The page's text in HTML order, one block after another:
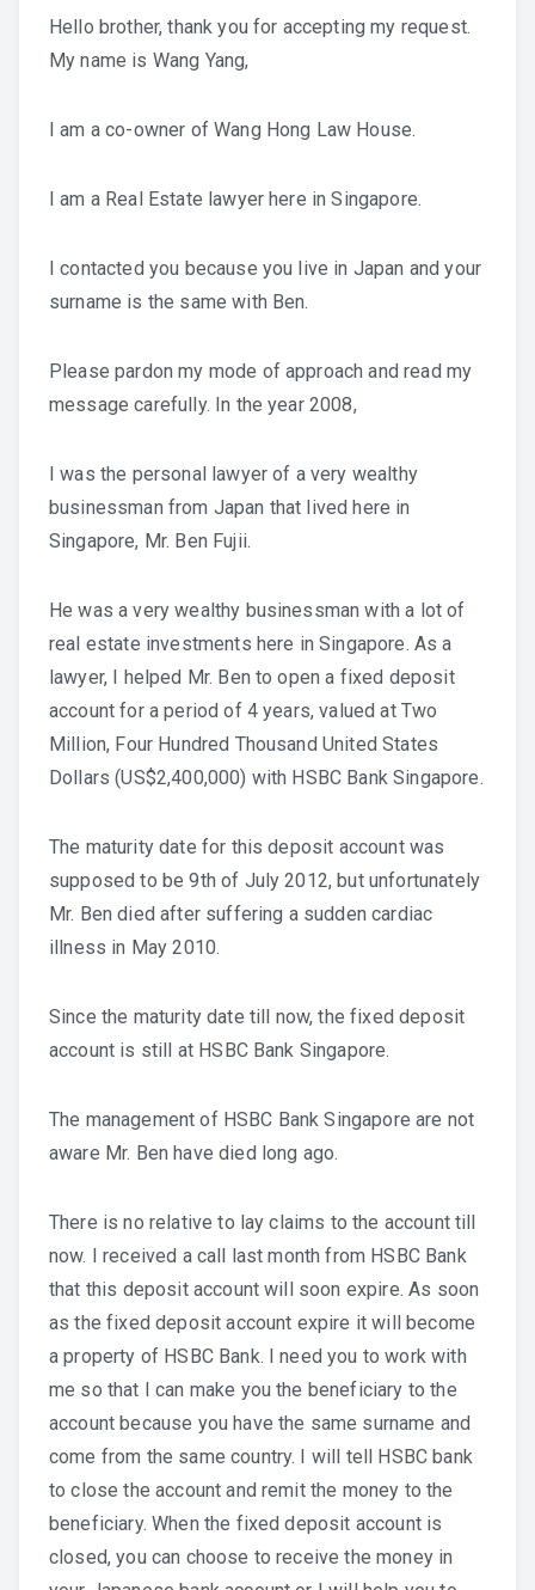
Hello brother, thank you for accepting my request.
My name is Wang Yang,
I am a co-owner of Wang Hong Law House.
I am a Real Estate lawyer here in Singapore.
I contacted you because you live in Japan and your
surname is the same with Ben.
Please pardon my mode of approach and read my
message carefully. In the year 2008,
I was the personal lawyer of a very wealthy
businessman from Japan that lived here in
Singapore, Mr. Ben Fujii.
He was a very wealthy businessman with a lot of
real estate investments here in Singapore. As a
lawyer, I helped Mr. Ben to open a fixed deposit
account for a period of 4 years, valued at Two
Million, Four Hundred Thousand United States
Dollars (US$2,400,000) with HSBC Bank Singapore.
The maturity date for this deposit account was
supposed to be 9th of July 2012, but unfortunately
Mr. Ben died after suffering a sudden cardiac
illness in May 2010.
Since the maturity date till now, the fixed deposit
account is still at HSBC Bank Singapore.
The management of HSBC Bank Singapore are not
aware Mr. Ben have died long ago.
There is no relative to lay claims to the account till
now. I received a call last month from HSBC Bank
that this deposit account will soon expire. As soon
as the fixed deposit account expire it will become
a property of HSBC Bank. I need you to work with
me so that I can make you the beneficiary to the
account because you have the same surname and
come from the same country. I will tell HSBC bank
to close the account and remit the money to the
beneficiary. When the fixed deposit account is
closed, you can choose to receive the money in